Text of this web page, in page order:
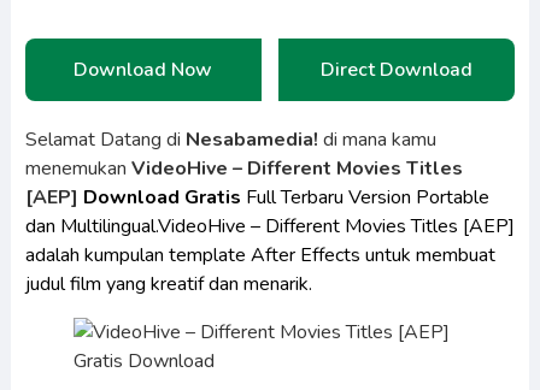
Download Now Direct Download
Selamat Datang di Nesabamedia! di mana kamu
menemukan VideoHive – Different Movies Titles
[AEP] Download Gratis Full Terbaru Version Portable
dan Multilingual.VideoHive – Different Movies Titles [AEP]
adalah kumpulan template After Effects untuk membuat
judul film yang kreatif dan menarik.